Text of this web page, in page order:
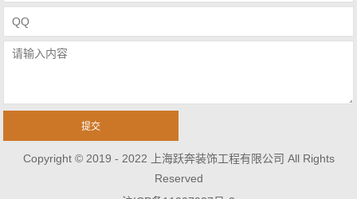
Copyright © 2019 - 2022 上海跃奔装饰工程有限公司 All Rights
Reserved